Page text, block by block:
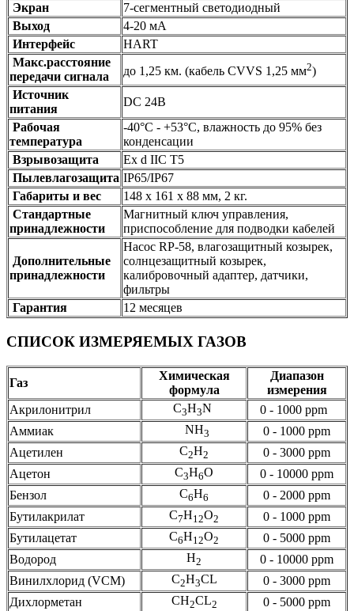
Экран
7-сегментный светодиодный
Выход
4-20 мА
Интерфейс
HART
Макс.расстояние
передачи сигнала
до 1,25 км. (кабель CVVS 1,25 мм2)
Источник
питания
DC 24В
Рабочая
температура
-40°C - +53°C, влажность до 95% без
конденсации
Взрывозащита
Ex d IIC T5
Пылевлагозащита IP65/IP67
Габариты и вес
148 x 161 x 88 мм, 2 кг.
Стандартные
принадлежности
Магнитный ключ управления,
приспособление для подводки кабелей
Дополнительные
принадлежности
Насос RP-58, влагозащитный козырек,
солнцезащитный козырек,
калибровочный адаптер, датчики,
фильтры
Гарантия
12 месяцев
СПИСОК ИЗМЕРЯЕМЫХ ГАЗОВ
Газ
Химическая
формула
Диапазон
измерения
Акрилонитрил
C3H3N
0 - 1000 ppm
Аммиак
NH3
0 - 1000 ppm
Ацетилен
C2H2
0 - 3000 ppm
Ацетон
C3H6O
0 - 10000 ppm
Бензол
C6H6
0 - 2000 ppm
Бутилакрилат
C7H12O2
0 - 1000 ppm
Бутилацетат
C6H12O2
0 - 5000 ppm
Водород
H2
0 - 10000 ppm
Винилхлорид (VCM)
C2H3CL
0 - 3000 ppm
Дихлорметан
CH2CL2
0 - 5000 ppm